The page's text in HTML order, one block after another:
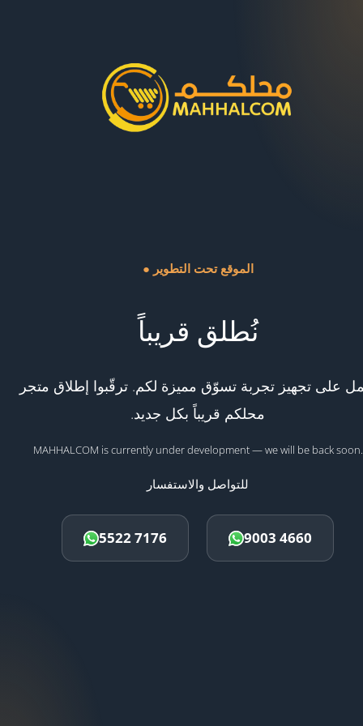
● الموقع تحت التطوير
نُطلق قريباً
على تجهيز تجربة تسوّق مميزة لكم. ترقّبوا إطلاق متجر
محلكم قريباً بكل جديد.
MAHHALCOM is currently under development — we will be back soon.
للتواصل والاستفسار
5522 7176 9003 4660